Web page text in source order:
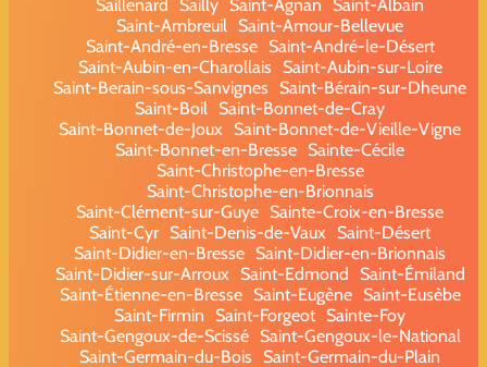
Saillenard
Sailly Saint-Agnan
Saint-Albain
Saint-Ambreuil
Saint-Amour-Bellevue
Saint-André-en-Bresse
Saint-André-le-Désert
Saint-Aubin-en-Charollais
Saint-Aubin-sur-Loire
Saint-Berain-sous-Sanvignes
Saint-Bérain-sur-Dheune
Saint-Boil
Saint-Bonnet-de-Cray
Saint-Bonnet-de-Joux
Saint-Bonnet-de-Vieille-Vigne
Saint-Bonnet-en-Bresse Sainte-Cécile
Saint-Christophe-en-Bresse
Saint-Christophe-en-Brionnais
Saint-Clément-sur-Guye Sainte-Croix-en-Bresse
Saint-Cyr Saint-Denis-de-Vaux
Saint-Désert
Saint-Didier-en-Bresse Saint-Didier-en-Brionnais
Saint-Didier-sur-Arroux
Saint-Edmond
Saint-Émiland
Saint-Étienne-en-Bresse
Saint-Eugène
Saint-Eusèbe
Saint-Firmin
Saint-Forgeot Sainte-Foy
Saint-Gengoux-de-Scissé
Saint-Gengoux-le-National
Saint-Germain-du-Bois
Saint-Germain-du-Plain